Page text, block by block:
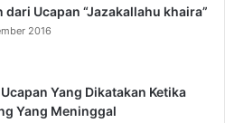
dari Ucapan “Jazakallahu khaira”
2016
Yang Dikatakan Ketika
Yang Meninggal